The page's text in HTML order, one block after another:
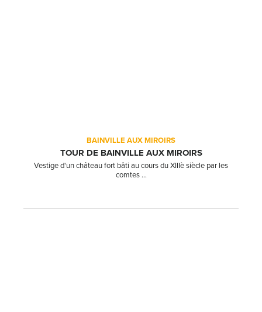
BAINVILLE AUX MIROIRS
TOUR DE BAINVILLE AUX MIROIRS
Vestige d'un château fort bâti au cours du XIIIè siècle par les
comtes ...